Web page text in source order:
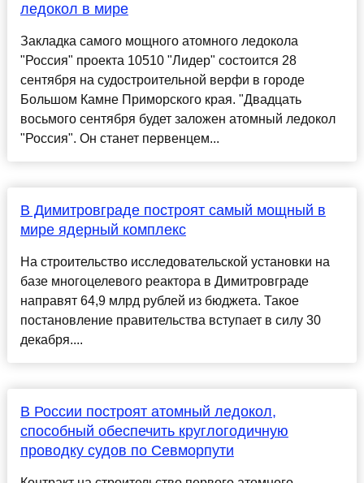
ледокол в мире
Закладка самого мощного атомного ледокола
"Россия" проекта 10510 "Лидер" состоится 28
сентября на судостроительной верфи в городе
Большом Камне Приморского края. "Двадцать
восьмого сентября будет заложен атомный ледокол
"Россия". Он станет первенцем...
В Димитровграде построят самый мощный в
мире ядерный комплекс
На строительство исследовательской установки на
базе многоцелевого реактора в Димитровграде
направят 64,9 млрд рублей из бюджета. Такое
постановление правительства вступает в силу 30
декабря....
В России построят атомный ледокол,
способный обеспечить круглогодичную
проводку судов по Севморпути